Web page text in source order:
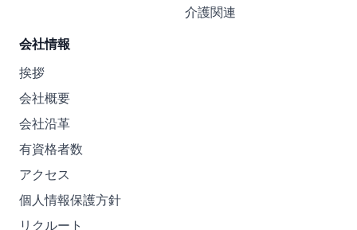
介護関連
会社情報
挨拶
会社概要
会社沿革
有資格者数
アクセス
個人情報保護方針
リクルート